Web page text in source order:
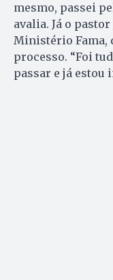
mesmo, passei
avalia. Já o
Ministério Fama,
processo. “Foi
passar e já estou